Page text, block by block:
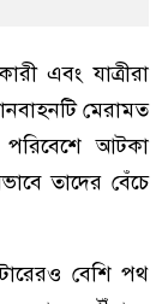
এবং যাত্রীরা
মেরামত
পরিবেশে আটকা
তাদের বেঁচে
বেশি পথ